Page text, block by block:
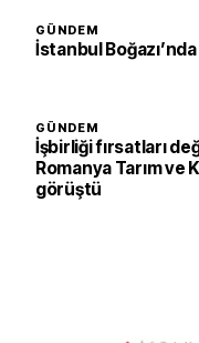
GÜNDEM
İstanbul
GÜNDEM
İşbirliği fırsatları
Romanya Tarım ve
görüştü